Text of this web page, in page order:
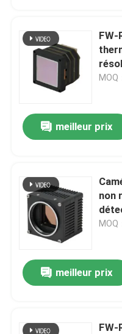
FW-
VOx
MOQ
meilleur prix
non
MOQ
meilleur prix
FW-